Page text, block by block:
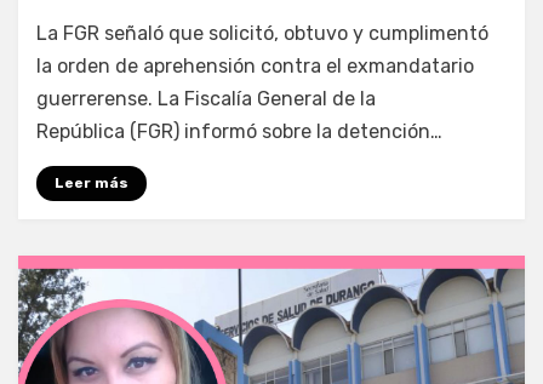
porFernando Miranda Servín
La FGR señaló que solicitó, obtuvo y cumplimentó
la orden de aprehensión contra el exmandatario
guerrerense. La Fiscalía General de la
República (FGR) informó sobre la detención…
Leer más